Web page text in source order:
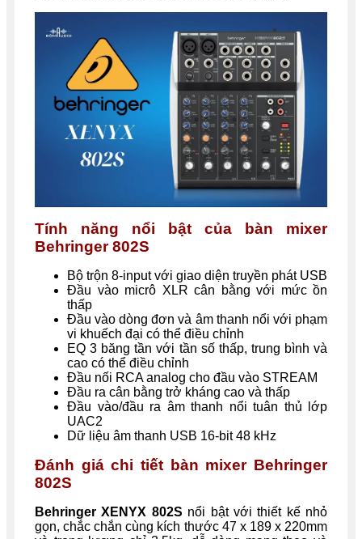
Tính năng nổi bật của bàn mixer
Behringer 802S
Bộ trộn 8-input với giao diện truyền phát USB
Đầu vào micrô XLR cân bằng với mức ồn
thấp
Đầu vào dòng đơn và âm thanh nổi với phạm
vi khuếch đại có thể điều chỉnh
EQ 3 băng tần với tần số thấp, trung bình và
cao có thể điều chỉnh
Đầu nối RCA analog cho đầu vào STREAM
Đầu ra cân bằng trở kháng cao và thấp
Đầu vào/đầu ra âm thanh nổi tuân thủ lớp
UAC2
Dữ liệu âm thanh USB 16-bit 48 kHz
Đánh giá chi tiết bàn mixer Behringer
802S
Behringer XENYX 802S nổi bật với thiết kế nhỏ
gọn, chắc chắn cùng kích thước 47 x 189 x 220mm